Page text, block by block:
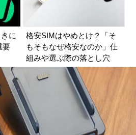
に
要
格安SIMはやめとけ？「そ
もそもなぜ格安なのか」仕
組みや選ぶ際の落とし穴